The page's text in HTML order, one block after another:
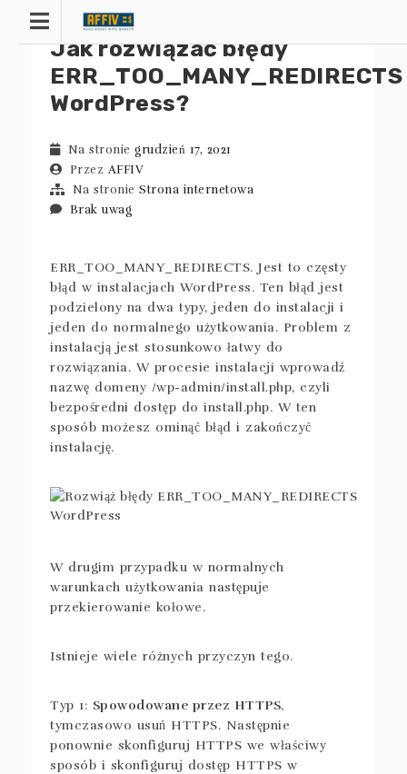
Przejdź
do
treściJak rozwiązać błędy
ERR_TOO_MANY_REDIRECTS
WordPress?
Na stronie grudzień 17, 2021
Przez AFFIV
Na stronie Strona internetowa
Brak uwag
ERR_TOO_MANY_REDIRECTS. Jest to częsty
błąd w instalacjach WordPress. Ten błąd jest
podzielony na dwa typy, jeden do instalacji i
jeden do normalnego użytkowania. Problem z
instalacją jest stosunkowo łatwy do
rozwiązania. W procesie instalacji wprowadź
nazwę domeny /wp-admin/install.php, czyli
bezpośredni dostęp do install.php. W ten
sposób możesz ominąć błąd i zakończyć
instalację.
W drugim przypadku w normalnych
warunkach użytkowania następuje
przekierowanie kołowe.
Istnieje wiele różnych przyczyn tego.
Typ 1: Spowodowane przez HTTPS,
tymczasowo usuń HTTPS. Następnie
ponownie skonfiguruj HTTPS we właściwy
sposób i skonfiguruj dostęp HTTPS w